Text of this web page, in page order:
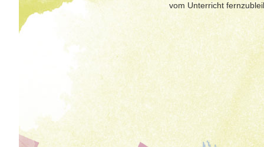
vom Unterricht